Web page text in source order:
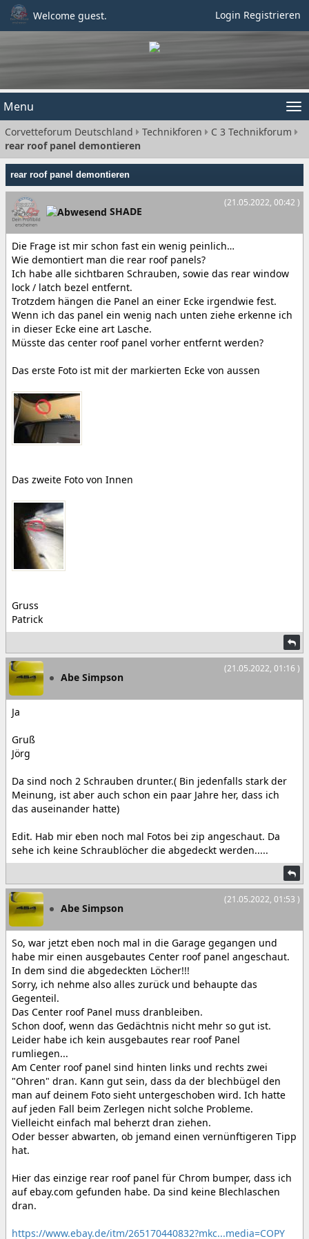
Welcome guest. Login Registrieren
Menu
Corvetteforum Deutschland Technikforen
C 3 Technikforum
rear roof panel demontieren
rear roof panel demontieren
(21.05.2022, 00:42 )
SHADE
Die Frage ist mir schon fast ein wenig peinlich…
Wie demontiert man die rear roof panels?
Ich habe alle sichtbaren Schrauben, sowie das rear window
lock / latch bezel entfernt.
Trotzdem hängen die Panel an einer Ecke irgendwie fest.
Wenn ich das panel ein wenig nach unten ziehe erkenne ich
in dieser Ecke eine art Lasche.
Müsste das center roof panel vorher entfernt werden?
Das erste Foto ist mit der markierten Ecke von aussen
Das zweite Foto von Innen
Gruss
Patrick
(21.05.2022, 01:16 )
Abe Simpson
Ja
Gruß
Jörg
Da sind noch 2 Schrauben drunter.( Bin jedenfalls stark der
Meinung, ist aber auch schon ein paar Jahre her, dass ich
das auseinander hatte)
Edit. Hab mir eben noch mal Fotos bei zip angeschaut. Da
sehe ich keine Schraublöcher die abgedeckt werden.....
(21.05.2022, 01:53 )
Abe Simpson
So, war jetzt eben noch mal in die Garage gegangen und
habe mir einen ausgebautes Center roof panel angeschaut.
In dem sind die abgedeckten Löcher!!!
Sorry, ich nehme also alles zurück und behaupte das
Gegenteil.
Das Center roof Panel muss dranbleiben.
Schon doof, wenn das Gedächtnis nicht mehr so gut ist.
Leider habe ich kein ausgebautes rear roof Panel
rumliegen...
Am Center roof panel sind hinten links und rechts zwei
"Ohren" dran. Kann gut sein, dass da der blechbügel den
man auf deinem Foto sieht untergeschoben wird. Ich hatte
auf jeden Fall beim Zerlegen nicht solche Probleme.
Vielleicht einfach mal beherzt dran ziehen.
Oder besser abwarten, ob jemand einen vernünftigeren Tipp
hat.
Hier das einzige rear roof panel für Chrom bumper, dass ich
auf ebay.com gefunden habe. Da sind keine Blechlaschen
dran.
https://www.ebay.de/itm/265170440832?mkc...media=COPY